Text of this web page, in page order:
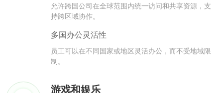
允许跨国公司在全球范围内统一访问和共享资源，支
持跨区域协作。
多国办公灵活性
员工可以在不同国家或地区灵活办公，而不受地域限
制。
游戏和娱乐